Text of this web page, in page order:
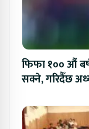
फिफा १०० औं
सक्ने, गरिदैँछ